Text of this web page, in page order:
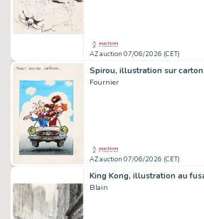
AZ auction 07/06/2026 (CET)
Spirou, illustration sur
Fournier
AZ auction 07/06/2026 (CET)
King Kong, illustration au
Blain